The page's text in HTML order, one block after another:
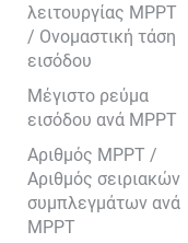
λειτουργίας MPPT
/ Ονομαστική τάση
εισόδου
Μέγιστο ρεύμα
εισόδου ανά MPPT
Αριθμός MPPT /
Αριθμός σειριακών
συμπλεγμάτων ανά
MPPT